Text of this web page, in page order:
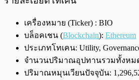
เครื่องหมาย (Ticker) : BIO
บล็อคเชน (Blockchain): Ethereum
ประเภทโทเคน: Utility,
จำนวนปริมาณอุปทานรวมทั้งหมด:
ปริมาณหมุนเวียนปัจจุบัน: